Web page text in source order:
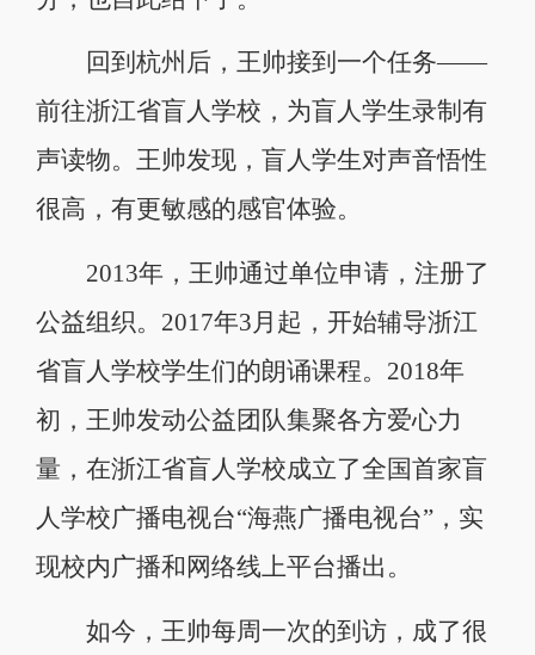
回到杭州后，王帅接到一个任务——
前往浙江省盲人学校，为盲人学生录制有
声读物。王帅发现，盲人学生对声音悟性
很高，有更敏感的感官体验。
2013年，王帅通过单位申请，注册了
公益组织。2017年3月起，开始辅导浙江
省盲人学校学生们的朗诵课程。2018年
初，王帅发动公益团队集聚各方爱心力
量，在浙江省盲人学校成立了全国首家盲
人学校广播电视台“海燕广播电视台”，实
现校内广播和网络线上平台播出。
如今，王帅每周一次的到访，成了很